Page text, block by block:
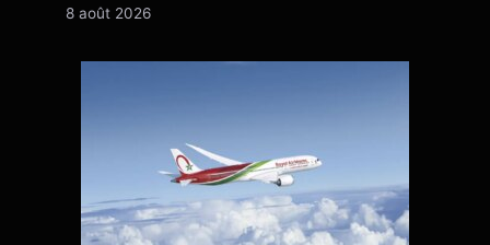
8 août 2026